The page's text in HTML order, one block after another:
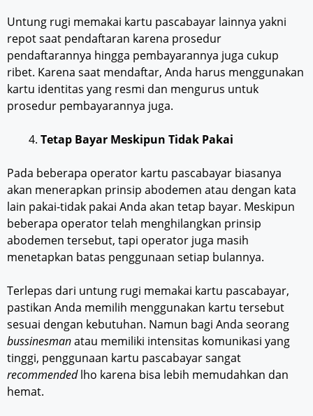
Untung rugi memakai kartu pascabayar lainnya yakni
repot saat pendaftaran karena prosedur
pendaftarannya hingga pembayarannya juga cukup
ribet. Karena saat mendaftar, Anda harus menggunakan
kartu identitas yang resmi dan mengurus untuk
prosedur pembayarannya juga.
Tetap Bayar Meskipun Tidak Pakai
Pada beberapa operator kartu pascabayar biasanya
akan menerapkan prinsip abodemen atau dengan kata
lain pakai-tidak pakai Anda akan tetap bayar. Meskipun
beberapa operator telah menghilangkan prinsip
abodemen tersebut, tapi operator juga masih
menetapkan batas penggunaan setiap bulannya.
Terlepas dari untung rugi memakai kartu pascabayar,
pastikan Anda memilih menggunakan kartu tersebut
sesuai dengan kebutuhan. Namun bagi Anda seorang
bussinesmanatau memiliki intensitas komunikasi yang
tinggi, penggunaan kartu pascabayar sangat
recommendedlho karena bisa lebih memudahkan dan
hemat.